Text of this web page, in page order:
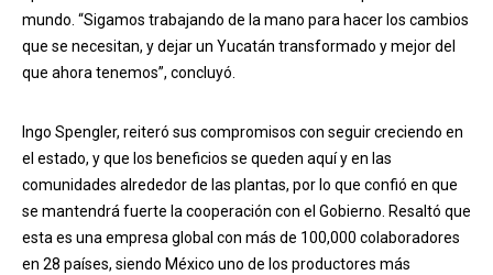
mundo. “Sigamos trabajando de la mano para hacer los cambios
que se necesitan, y dejar un Yucatán transformado y mejor del
que ahora tenemos”, concluyó.
Ingo Spengler, reiteró sus compromisos con seguir creciendo en
el estado, y que los beneficios se queden aquí y en las
comunidades alrededor de las plantas, por lo que confió en que
se mantendrá fuerte la cooperación con el Gobierno. Resaltó que
esta es una empresa global con más de 100,000 colaboradores
en 28 países, siendo México uno de los productores más